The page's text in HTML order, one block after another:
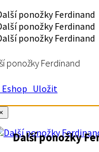
ponožky Ferdinand
Uložit
Další ponožky